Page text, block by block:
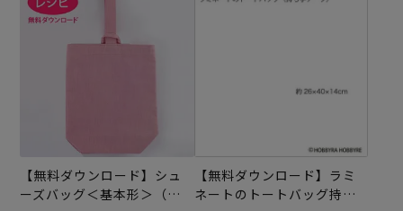
【無料ダウンロード】シュ
ーズバッグ＜基本形＞（レ
【無料ダウンロード】ラミ
ネートのトートバッグ持ち